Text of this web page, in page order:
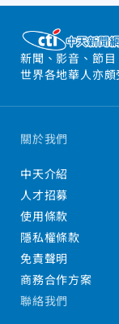
新聞、影音、節
世界各地華人亦
關於我們
中天介紹
人才招募
使用條款
隱私權條款
免責聲明
商務合作方案
聯絡我們